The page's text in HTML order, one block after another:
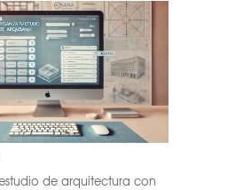
de arquitectura con